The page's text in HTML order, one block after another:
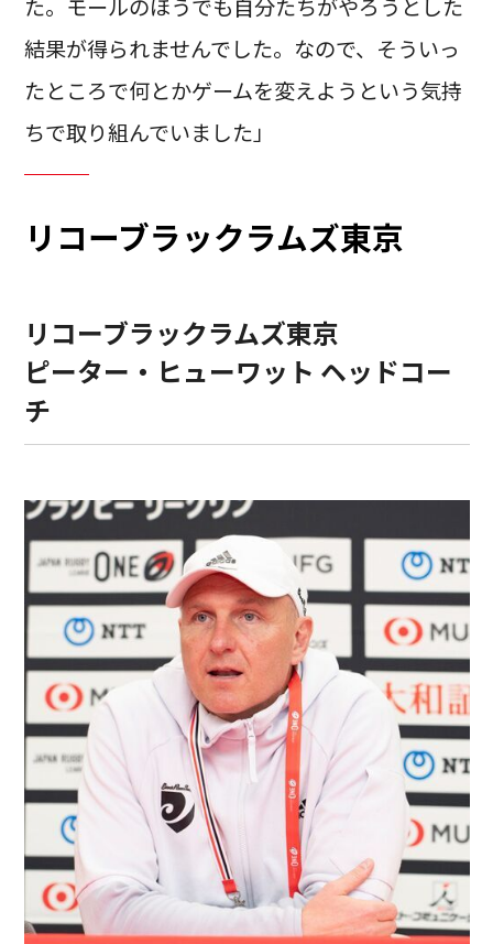
た。モールのほうでも自分たちがやろうとした
結果が得られませんでした。なので、そういっ
たところで何とかゲームを変えようという気持
ちで取り組んでいました」
リコーブラックラムズ東京
リコーブラックラムズ東京
ピーター・ヒューワット ヘッドコー
チ